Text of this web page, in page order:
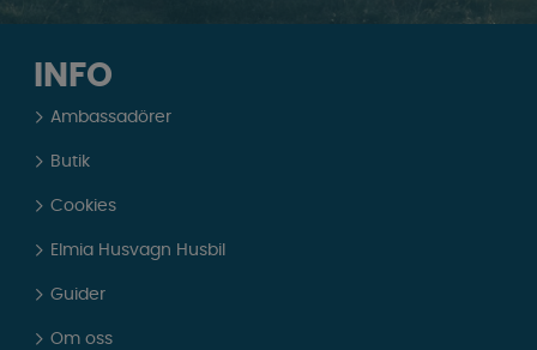
INFO
Ambassadörer
Butik
Cookies
Elmia Husvagn Husbil
Guider
Om oss